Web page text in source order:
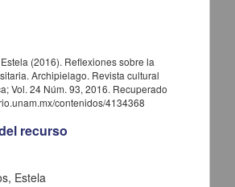
(2016). Reflexiones sobre la
Archipielago. Revista cultural
Vol. 24 Núm. 93, 2016. Recuperado
contenidos/4134368
recurso
Estela